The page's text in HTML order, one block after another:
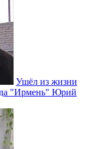
Ушёл из жизни
"Ирмень" Юрий